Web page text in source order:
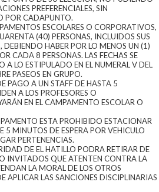
PREFERENCIALES, SIN
POR CADAPUNTO.
ESCOLARES O CORPORATIVOS,
(40) PERSONAS, INCLUIDOS SUS
HABER POR LO MENOS UN (1)
CADA 8 PERSONAS. LAS FECHAS SE
A LO ESTIPULADO EN EL NUMERAL V DEL
PASEOS EN GRUPO.
PAGO A UN STAFF DE HASTA 5
A LOS PROFESORES O
EN EL CAMPAMENTO ESCOLAR O
ESTA PROHIBIDO ESTACIONAR
5 MINUTOS DE ESPERA POR VEHICULO
PERTENENCIAS.
DE EL HATILLO PODRA RETIRAR DE
INVITADOS QUE ATENTEN CONTRA LA
LA MORAL DE LOS OTROS
APLICAR LAS SANCIONES DISCIPLINARIAS